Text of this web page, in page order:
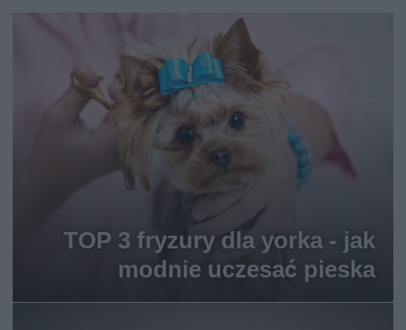
TOP 3 fryzury dla yorka - jak
modnie uczesać pieska